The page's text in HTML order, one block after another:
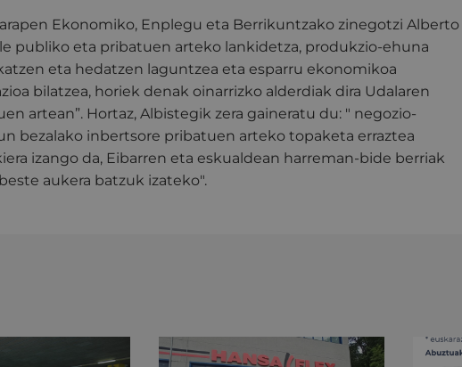
Ekonomiko, Enplegu eta Berrikuntzako zinegotzi Alberto
publiko eta pribatuen arteko lankidetza, produkzio-ehuna
eta hedatzen laguntzea eta esparru ekonomikoa
bilatzea, horiek denak oinarrizko alderdiak dira Udalaren
artean”. Hortaz, Albistegik zera gaineratu du: " negozio-
bezalako inbertsore pribatuen arteko topaketa erraztea
izango da, Eibarren eta eskualdean harreman-bide berriak
aukera batzuk izateko".